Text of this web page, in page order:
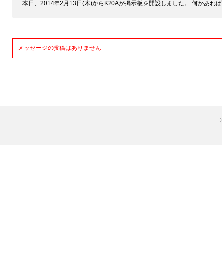
本日、2014年2月13日(木)からK20Aが掲示板を開設しました。 何かあれ
メッセージの投稿はありません